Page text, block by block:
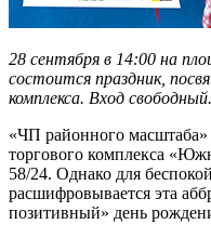
28 сентября в 14:00 на
состоится праздник,
комплекса. Вход свободный.
«ЧП районного
торгового комплекса
58/24. Однако для
расшифровывается эта
позитивный» день